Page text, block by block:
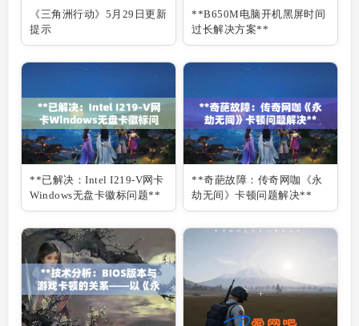
《三角洲行动》5月29日更新
提示
**B650M电脑开机黑屏时间
过长解决方案**
**已解决：Intel I219-V网卡
Windows无盘卡徽标问题**
**奇葩故障：传奇网咖《永
劫无间》卡顿问题解决**